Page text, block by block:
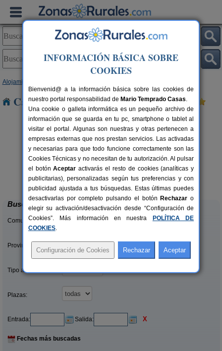
Alojamientos
Casas Rurales cerca de Treviño
8-10+1 pers.
desde47 €
Casa Rural El Tirabeque
Ruyales del Agua (Burgos)
Buscar
Comunidades:
Provincias/Islas:
Tipo alquiler:
Plazas:
Entrada: Salida: X
Fechas más buscadas
INFORMACIÓN BÁSICA SOBRE
COOKIES
Bienvenid@ a la información básica sobre las cookies de
nuestro portal responsabilidad de Mario Temprado Casas.
Una cookie o galleta informática es un pequeño archivo de
información que se guarda en tu pc, smartphone o tablet al
visitar el portal. Algunas son nuestras y otras pertenecen a
empresas externas que nos prestan servicios. Las activadas
y necesarias para que todo funcione correctamente son las
Cookies Técnicas y no necesitan de tu autorización. Al pulsar
el botónAceptar activarás el resto de cookies (analíticas y
publicitarias), personalizadas según tus preferencias y con
publicidad ajustada a tus búsquedas. Estas últimas puedes
desactivarlas por completo pulsando el botón Rechazar o
elegir su activación/desactivación desde “Configuración de
Cookies”. Más información en nuestra
POLÍTICA DE
COOKIES.